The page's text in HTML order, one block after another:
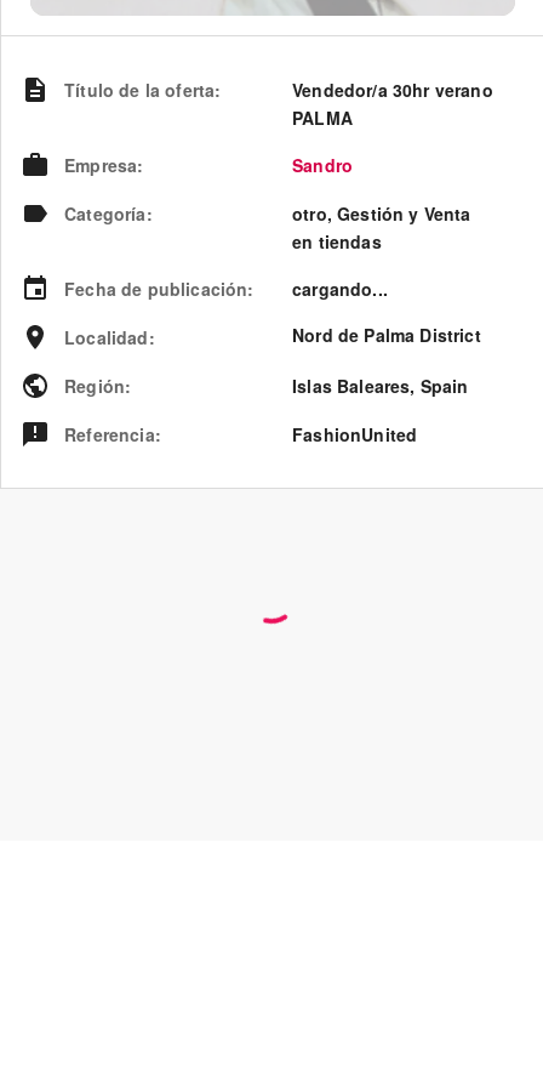
Título de la oferta:
Vendedor/a 30hr verano
PALMA
Empresa:
Sandro
Categoría:
otro, Gestión y Venta
en tiendas
Fecha de publicación:
cargando...
Localidad: Nord de Palma District
Región: Islas Baleares, Spain
Referencia: FashionUnited